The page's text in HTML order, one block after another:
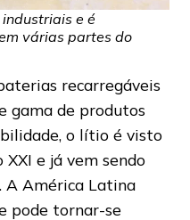
e é
várias partes do
recarregáveis
gama de produtos
o lítio é visto
e já vem sendo
A América Latina
pode tornar-se